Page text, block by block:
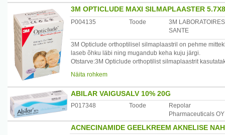
3M OPTICLUDE MAXI SILMAPLAASTER
P004135 Toode
3M LABORATOIRES
SANTE
3M Opticlude orthoptilisel silmaplaastril on pehme
laseb õhku läbi ning mugandub keha kuju järgi.
Otstarve:3M Opticlude orthoptilist silmaplaastrit
kasutada eesmärgipäraselt.
Hoiutingimused:Parimate tulemuste saavutamiseks
Päritolumaa:Poola
Maaletooja:3M Branch Office, Mustamäe tee 4, Tallinn,
Näita rohkem
ABILAR VAIGUSALV 10% 20G
P017348 Toode
Repolar
Pharmaceuticals OY
ACNECINAMIDE GEELKREEM AKNELISE